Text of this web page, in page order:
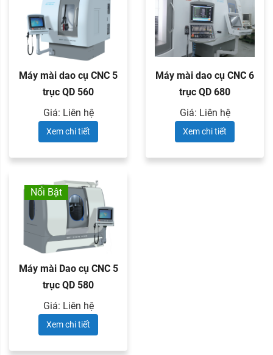
Máy mài dao cụ CNC 5
trục QD 560
Giá: Liên hệ
Xem chi tiết
Máy mài dao cụ CNC 6
trục QD 680
Giá: Liên hệ
Xem chi tiết
Nổi Bật
Máy mài Dao cụ CNC 5
trục QD 580
Giá: Liên hệ
Xem chi tiết